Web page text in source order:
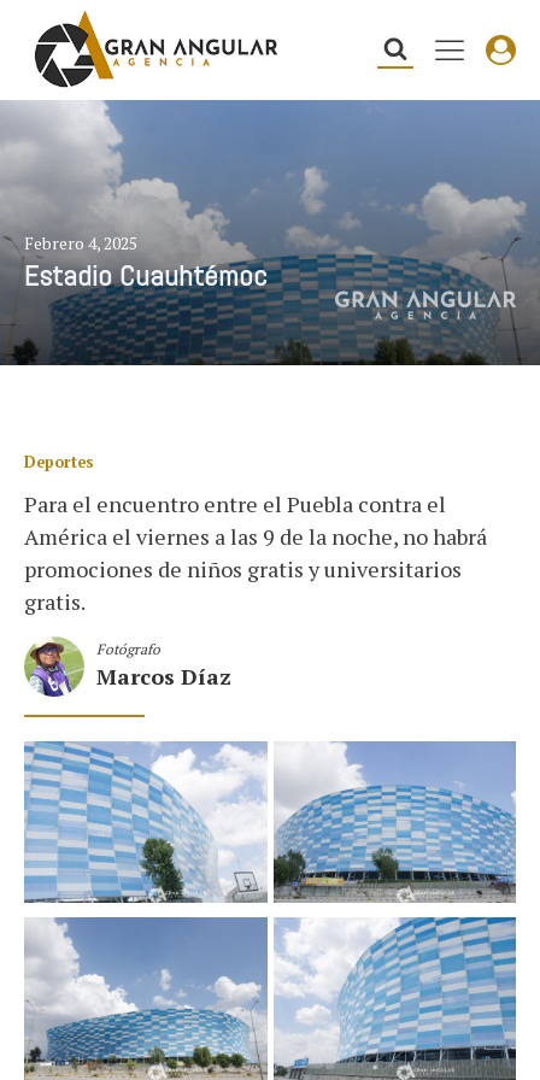
Febrero 4, 2025
Estadio Cuauhtémoc
Deportes
Para el encuentro entre el Puebla contra el
América el viernes a las 9 de la noche, no habrá
promociones de niños gratis y universitarios
gratis.
Fotógrafo
Marcos Díaz